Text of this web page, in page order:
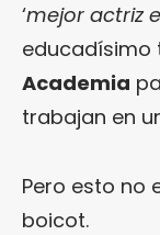
‘mejor actriz
educadísimo
Academia
trabajan en
Pero esto no
boicot.